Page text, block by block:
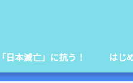
「日本滅亡」に抗う！ はじ